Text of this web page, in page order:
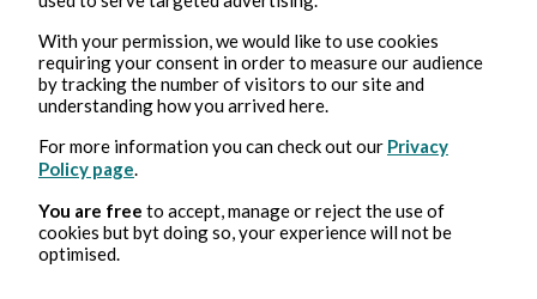
Yelch
16 juil. 2021
With your permission, we would like to use cookies
requiring your consent in order to measure our audience
by tracking the number of visitors to our site and
understanding how you arrived here.
For more information you can check out our Privacy
Policy page
You are free to accept, manage or reject the use of
cookies but byt doing so, your experience will not be
optimised.